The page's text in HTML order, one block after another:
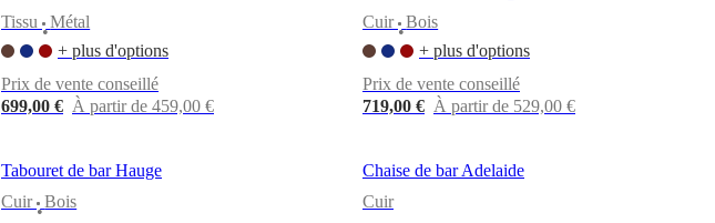
Tissu
•
Métal
+ plus d'options
Prix de vente conseillé
699,00 € À partir de 459,00 €
Cuir
•
Bois
+ plus d'options
Prix de vente conseillé
719,00 € À partir de 529,00 €
Tabouret de bar Hauge
Cuir
•
Bois
Chaise de bar Adelaide
Cuir